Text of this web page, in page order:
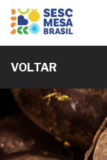
VOLTAR